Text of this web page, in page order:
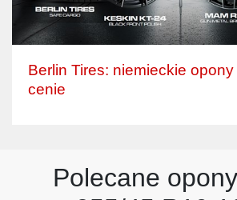
Berlin Tires: niemieckie
cenie
Polecane